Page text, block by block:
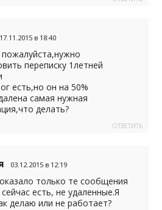
17.11.2015 в 18:40
переписку 1летней
есть,но он на 50%
самая нужная
делать?
ОТВЕТИТЬ
03.12.2015 в 12:19
только те сообщения
есть, не удаленные.Я
делаю или не работает?